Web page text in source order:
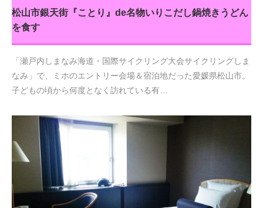
松山市銀天街『ことり』de名物いりこだし鍋焼きうどん
を食す
「瀬戸内しまなみ海道・国際サイクリング大会サイクリングしま
なみ」で、ミホのエントリー会場＆宿泊地だった愛媛県松山市。
子どもの頃から何度となく訪れている有…